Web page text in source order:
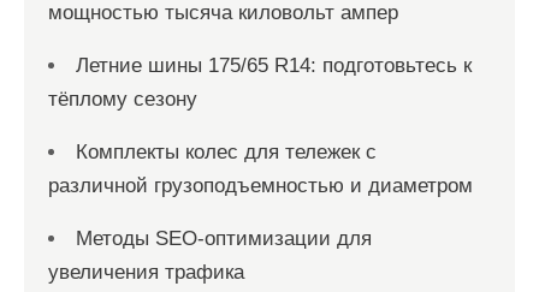
мощностью тысяча киловольт ампер
Летние шины 175/65 R14: подготовьтесь к
тёплому сезону
Комплекты колес для тележек с
различной грузоподъемностью и диаметром
Методы SEO-оптимизации для
увеличения трафика